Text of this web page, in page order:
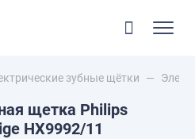
зубные щётки —
щетка Philips
HX9992/11